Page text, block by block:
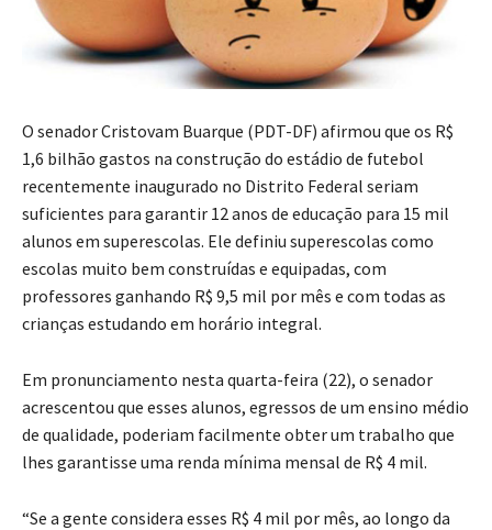
O senador Cristovam Buarque (PDT-DF) afirmou que os R$
1,6 bilhão gastos na construção do estádio de futebol
recentemente inaugurado no Distrito Federal seriam
suficientes para garantir 12 anos de educação para 15 mil
alunos em superescolas. Ele definiu superescolas como
escolas muito bem construídas e equipadas, com
professores ganhando R$ 9,5 mil por mês e com todas as
crianças estudando em horário integral.
Em pronunciamento nesta quarta-feira (22), o senador
acrescentou que esses alunos, egressos de um ensino médio
de qualidade, poderiam facilmente obter um trabalho que
lhes garantisse uma renda mínima mensal de R$ 4 mil.
“Se a gente considera esses R$ 4 mil por mês, ao longo da